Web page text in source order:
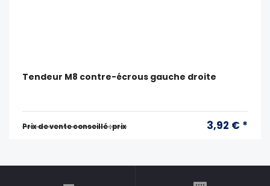
Tendeur M8 contre-écrous gauche droite
Prix ​​de vente conseillé : prix 3,92 € *